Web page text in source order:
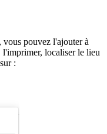
pouvez l'ajouter à
localiser le lieu
: